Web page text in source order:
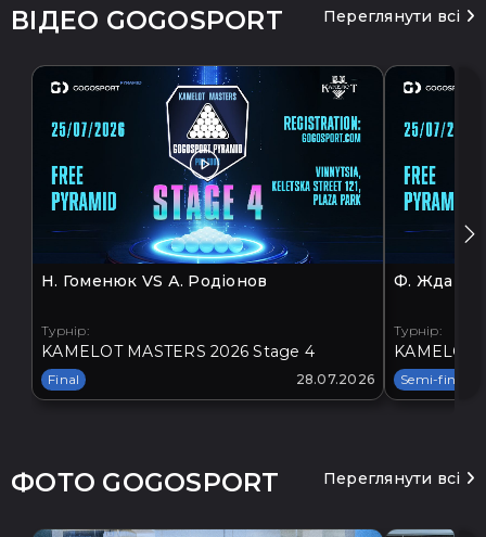
ВІДЕО GOGOSPORT Переглянути всі
Н. Гоменюк VS А. Родіонов
Турнір:
KAMELOT MASTERS 2026 Stage 4
Final 28.07.2026
Ф. Жданов
Турнір:
KAMELOT
Semi-final
ФОТО GOGOSPORT Переглянути всі